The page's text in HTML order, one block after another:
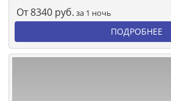
От8340 руб. за 1 ночь
ПОДРОБНЕЕ